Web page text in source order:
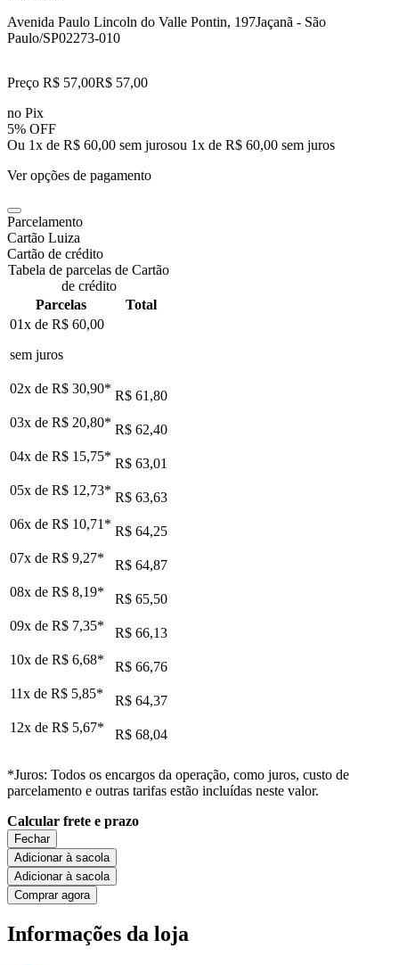
Avenida Paulo Lincoln do Valle Pontin, 197Jaçanã - São
Paulo/SP02273-010
Preço R$ 57,00R$ 57,00
no Pix
5% OFF
Ou 1x de R$ 60,00 sem jurosou 1x de R$ 60,00 sem juros
Ver opções de pagamento
Parcelamento
Cartão Luiza
Cartão de crédito
Tabela de parcelas de Cartão
de crédito
Parcelas
Total
01x de R$ 60,00
sem juros
02x de R$ 30,90* R$ 61,80
03x de R$ 20,80* R$ 62,40
04x de R$ 15,75* R$ 63,01
05x de R$ 12,73* R$ 63,63
06x de R$ 10,71 * R$ 64,25
07x de R$ 9,27*
R$ 64,87
08x de R$ 8,19*
R$ 65,50
09x de R$ 7,35*
R$ 66,13
10x de R$ 6,68*
R$ 66,76
11x de R$ 5,85*
R$ 64,37
12x de R$ 5,67* R$ 68,04
*Juros: Todos os encargos da operação, como juros, custo de
parcelamento e outras tarifas estão incluídas neste valor.
Calcular frete e prazo
Fechar
Adicionar à sacola
Adicionar à sacola
Comprar agora
Informações da loja